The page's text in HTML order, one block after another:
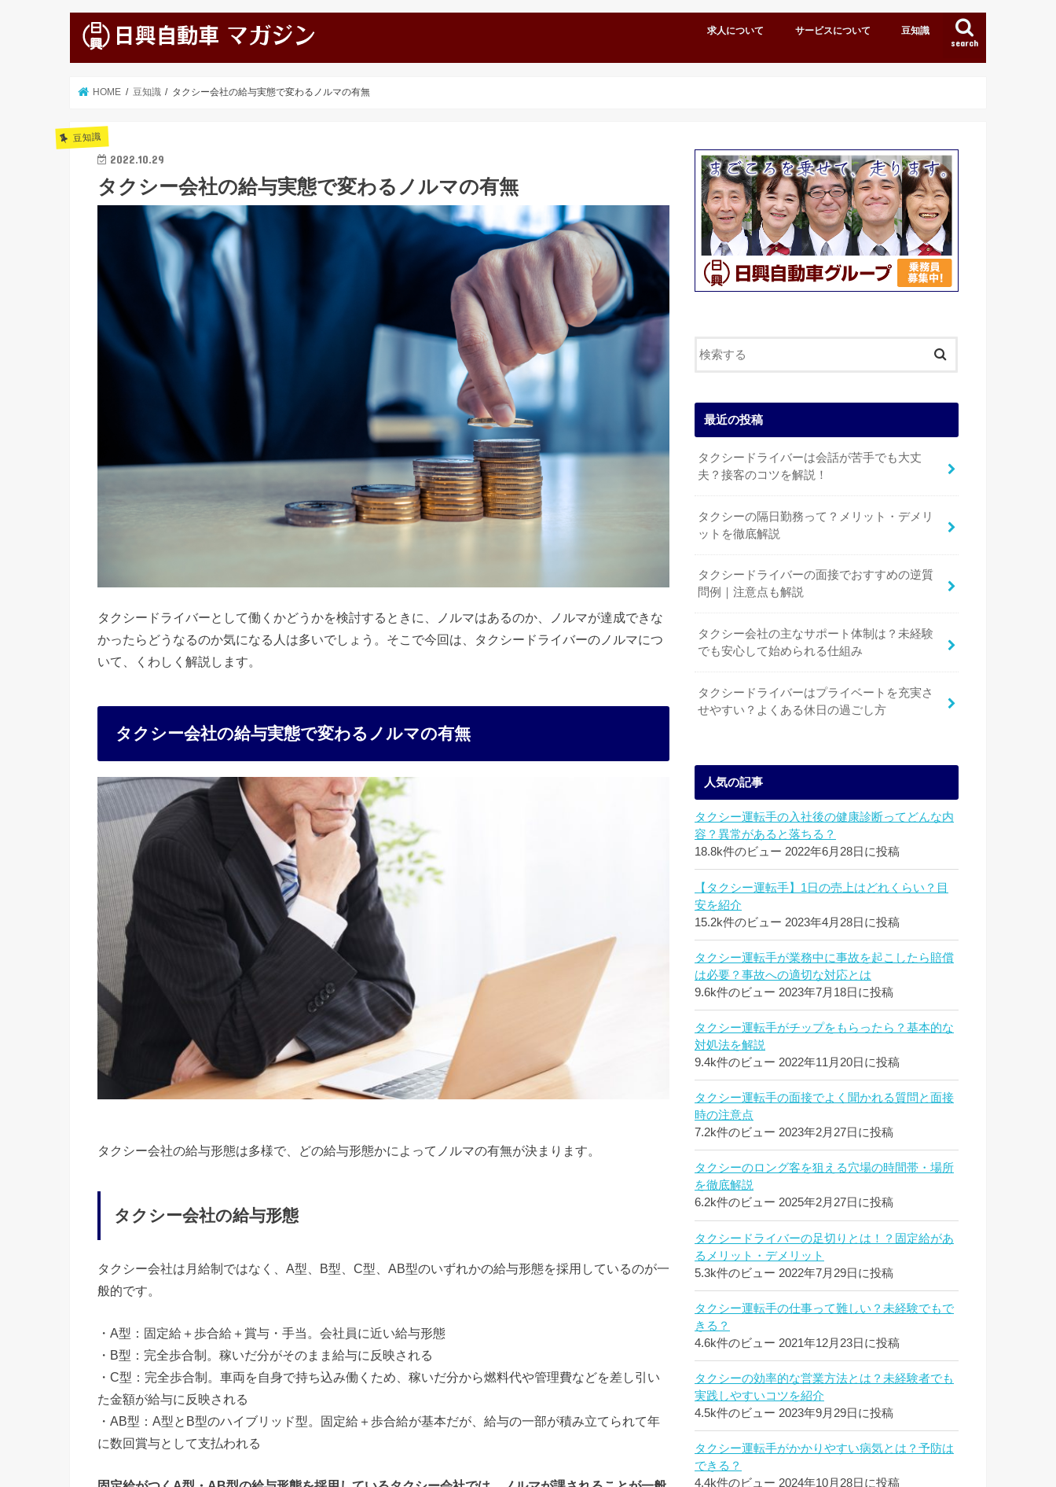
search
求人について サービスについて 豆知識
HOME 豆知識 タクシー会社の給与実態で変わるノルマの有無
豆知識
2022.10.29
タクシー会社の給与実態で変わるノルマの有無
タクシードライバーとして働くかどうかを検討するときに、ノルマはあるのか、ノルマが達成できな
かったらどうなるのか気になる人は多いでしょう。そこで今回は、タクシードライバーのノルマにつ
いて、くわしく解説します。
タクシー会社の給与実態で変わるノルマの有無
タクシー会社の給与形態は多様で、どの給与形態かによってノルマの有無が決まります。
タクシー会社の給与形態
タクシー会社は月給制ではなく、A型、B型、C型、AB型のいずれかの給与形態を採用しているのが一
般的です。
・A型：固定給＋歩合給＋賞与・手当。会社員に近い給与形態
・B型：完全歩合制。稼いだ分がそのまま給与に反映される
・C型：完全歩合制。車両を自身で持ち込み働くため、稼いだ分から燃料代や管理費などを差し引い
た金額が給与に反映される
・AB型：A型とB型のハイブリッド型。固定給＋歩合給が基本だが、給与の一部が積み立てられて年
に数回賞与として支払われる
最近の投稿
タクシードライバーは会話が苦手でも大丈
夫？接客のコツを解説！
タクシーの隔日勤務って？メリット・デメリ
ットを徹底解説
タクシードライバーの面接でおすすめの逆質
問例｜注意点も解説
タクシー会社の主なサポート体制は？未経験
でも安心して始められる仕組み
タクシードライバーはプライベートを充実さ
せやすい？よくある休日の過ごし方
人気の記事
タクシー運転手の入社後の健康診断ってどんな内
容？異常があると落ちる？
18.8k件のビュー 2022年6月28日に投稿
【タクシー運転手】1日の売上はどれくらい？目
安を紹介
15.2k件のビュー 2023年4月28日に投稿
タクシー運転手が業務中に事故を起こしたら賠償
は必要？事故への適切な対応とは
9.6k件のビュー 2023年7月18日に投稿
タクシー運転手がチップをもらったら？基本的な
対処法を解説
9.4k件のビュー 2022年11月20日に投稿
タクシー運転手の面接でよく聞かれる質問と面接
時の注意点
7.2k件のビュー 2023年2月27日に投稿
タクシーのロング客を狙える穴場の時間帯・場所
を徹底解説
6.2k件のビュー 2025年2月27日に投稿
タクシードライバーの足切りとは！？固定給があ
るメリット・デメリット
5.3k件のビュー 2022年7月29日に投稿
タクシー運転手の仕事って難しい？未経験でもで
きる？
4.6k件のビュー 2021年12月23日に投稿
タクシーの効率的な営業方法とは？未経験者でも
実践しやすいコツを紹介
4.5k件のビュー 2023年9月29日に投稿
タクシー運転手がかかりやすい病気とは？予防は
できる？
4.4k件のビュー 2024年10月28日に投稿